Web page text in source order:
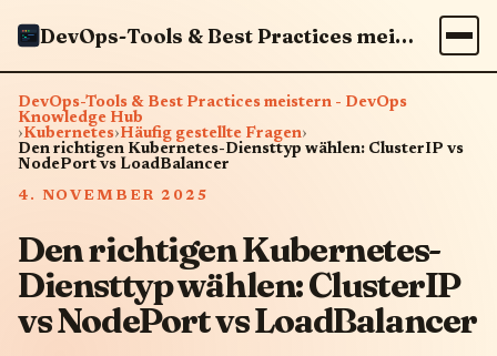
DevOps-Tools & Best Practices meistern - DevOps Knowledge Hub
DevOps-Tools & Best Practices meistern - DevOps
Knowledge Hub
›Kubernetes›Häufig gestellte Fragen›
Den richtigen Kubernetes-Diensttyp wählen: ClusterIP vs
NodePort vs LoadBalancer
4. NOVEMBER 2025
Den richtigen Kubernetes-
Diensttyp wählen: ClusterIP
vs NodePort vs LoadBalancer